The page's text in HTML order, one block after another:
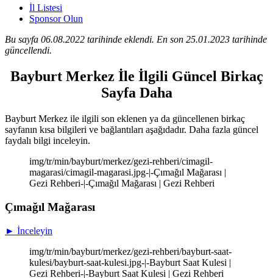
İl Listesi
Sponsor Olun
Bu sayfa 06.08.2022 tarihinde eklendi. En son 25.01.2023 tarihinde
güncellendi.
Bayburt Merkez İle İlgili Güncel Birkaç
Sayfa Daha
Bayburt Merkez ile ilgili son eklenen ya da güncellenen birkaç
sayfanın kısa bilgileri ve bağlantıları aşağıdadır. Daha fazla güncel
faydalı bilgi inceleyin.
img/tr/min/bayburt/merkez/gezi-rehberi/cimagil-
magarasi/cimagil-magarasi.jpg-|-Çımağıl Mağarası |
Gezi Rehberi-|-Çımağıl Mağarası | Gezi Rehberi
Çımağıl Mağarası
► İnceleyin
img/tr/min/bayburt/merkez/gezi-rehberi/bayburt-saat-
kulesi/bayburt-saat-kulesi.jpg-|-Bayburt Saat Kulesi |
Gezi Rehberi-|-Bayburt Saat Kulesi | Gezi Rehberi